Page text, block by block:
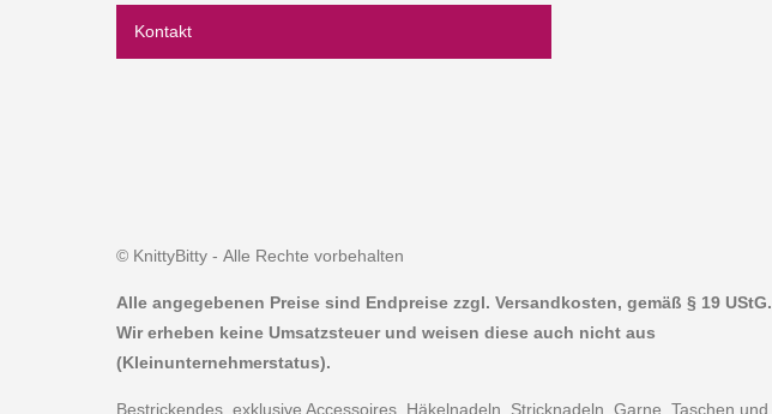
Kontakt
© KnittyBitty - Alle Rechte vorbehalten
Alle angegebenen Preise sind Endpreise zzgl. Versandkosten, gemäß § 19 UStG.
Wir erheben keine Umsatzsteuer und weisen diese auch nicht aus
(Kleinunternehmerstatus).
Bestrickendes, exklusive Accessoires, Häkelnadeln, Stricknadeln, Garne, Taschen und